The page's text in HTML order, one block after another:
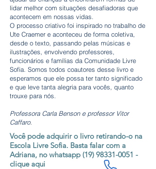
lidar melhor com situações desafiadoras que
acontecem em nossas vidas.
O processo criativo foi inspirado no trabalho de
Ute Craemer e aconteceu de forma coletiva,
desde o texto, passando pelas músicas e
ilustrações, envolvendo professores,
funcionários e famílias da Comunidade Livre
Sofia. Somos todos coautores desse livro e
esperamos que ele possa ter tanto significado
e que leve tanta alegria para vocês, quanto
trouxe para nós.
Professora Carla Benson e professor Vitor
Caffaro.
Você pode adquirir o livro retirando-o na
Escola Livre Sofia. Basta falar com a
Adriana, no whatsapp (19) 98331-0051 -
clique aqui